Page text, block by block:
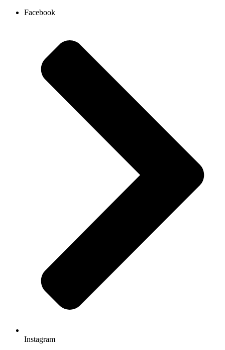
Facebook
Instagram